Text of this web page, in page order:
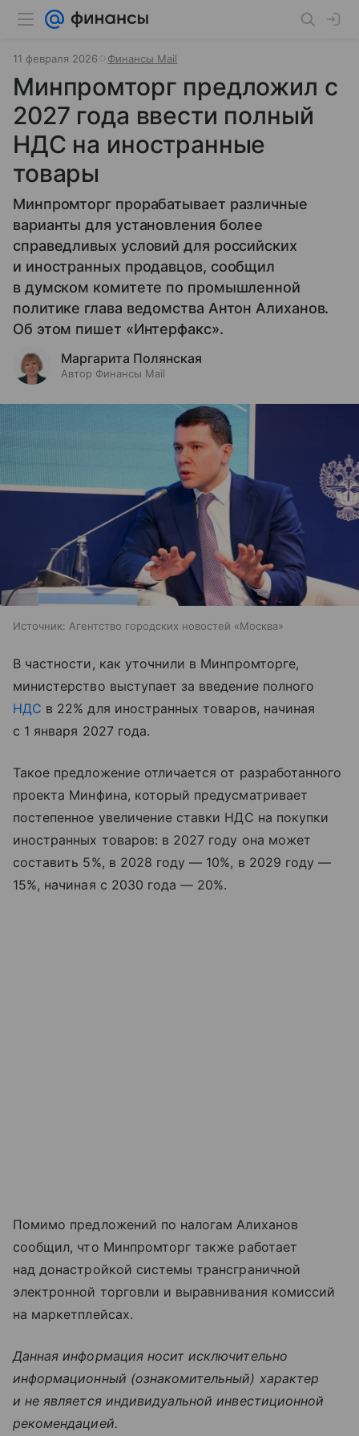
11 февраля 2026 Финансы Mail
Минпромторг предложил с
2027 года ввести полный
НДС на иностранные
товары
Минпромторг прорабатывает различные
варианты для установления более
справедливых условий для российских
и иностранных продавцов, сообщил
в думском комитете по промышленной
политике глава ведомства Антон Алиханов.
Об этом пишет «Интерфакс».
Маргарита Полянская
Автор Финансы Mail
Источник: Агентство городских новостей «Москва»
В частности, как уточнили в Минпромторге,
министерство выступает за введение полного
НДС в 22% для иностранных товаров, начиная
с 1 января 2027 года.
Такое предложение отличается от разработанного
проекта Минфина, который предусматривает
постепенное увеличение ставки НДС на покупки
иностранных товаров: в 2027 году она может
составить 5%, в 2028 году — 10%, в 2029 году —
15%, начиная с 2030 года — 20%.
Помимо предложений по налогам Алиханов
сообщил, что Минпромторг также работает
над донастройкой системы трансграничной
электронной торговли и выравнивания комиссий
на маркетплейсах.
Данная информация носит исключительно
информационный (ознакомительный) характер
и не является индивидуальной инвестиционной
рекомендацией.